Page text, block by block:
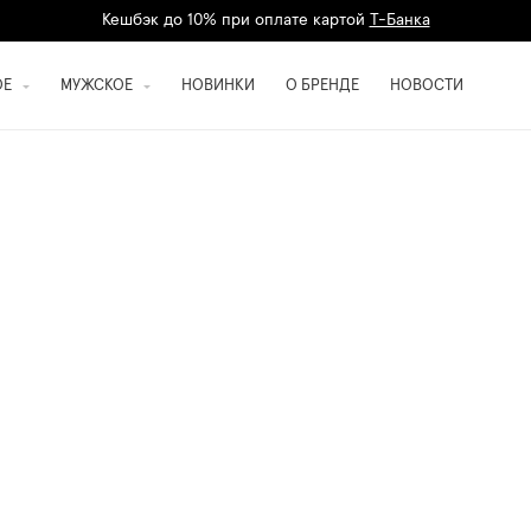
Кешбэк до 10% при оплате картой Т-Банка
МУЖСКОЕ НОВИНКИ О БРЕНДЕ НОВОСТИ